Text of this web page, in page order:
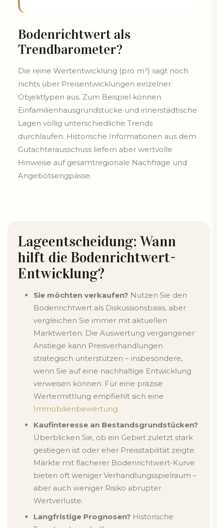
Bodenrichtwert als
Trendbarometer?
Die reine Wertentwicklung (pro m²) sagt noch
nichts über Preisentwicklungen einzelner
Objekttypen aus. Zum Beispiel können
Einfamilienhausgrundstücke und innerstädtische
Lagen völlig unterschiedliche Trends
durchlaufen. Historische Informationen aus dem
Gutachterausschuss liefern aber wertvolle
Hinweise auf gesamtregionale Nachfrage und
Angebotsengpässe.
Lageentscheidung: Wann
hilft die Bodenrichtwert-
Entwicklung?
Sie möchten verkaufen? Nutzen Sie den
Bodenrichtwert als Diskussionsbasis, aber
vergleichen Sie immer mit aktuellen
Marktwerten. Die Auswertung vergangener
Anstiege kann Preisverhandlungen
strategisch unterstützen – insbesondere,
wenn Sie auf eine nachhaltige Entwicklung
verweisen können. Für eine präzise
Wertermittlung empfiehlt sich eine
Immobilienbewertung.
Kaufinteresse an Bestandsgrundstücken?
Überblicken Sie, ob ein Gebiet zuletzt stark
gestiegen ist oder eher Preisstabilität zeigte.
Märkte mit flacherer Bodenrichtwert-Kurve
bieten oft weniger Verhandlungsspielraum –
aber auch weniger Risiko abrupter
Wertverluste.
Langfristige Prognosen? Historische